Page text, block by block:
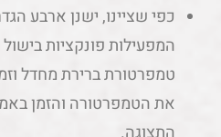
כפי שציינו, ישנן ארבע
המפעילות פונקציות
טמפרטורת ברירת מחדל
את הטמפרטורה והזמן